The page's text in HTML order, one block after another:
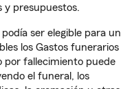
y presupuestos.
ser elegible para un
los Gastos funerarios
por fallecimiento puede
el funeral, los